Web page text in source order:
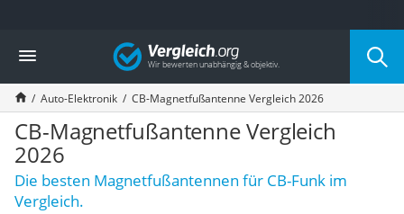
Die beliebtesten Vergleiche nach Kategorie
Auto & Motor
Fahrradträger-Anhängerkupplung (4 Fahrräder)
Fahrradträger
Fahrradträger (Anhängerkupplung)
Fahrradträger 3 Fahrräder
Benzinkanister (20 l)
Dashcam
Fahrradträger E-Bike
Vergleich
Auto-Elektronik CB-Magnetfußantenne Vergleich 2026
CB-Magnetfußantenne Vergleich
2026
Die besten Magnetfußantennen für CB-Funk im
Vergleich.